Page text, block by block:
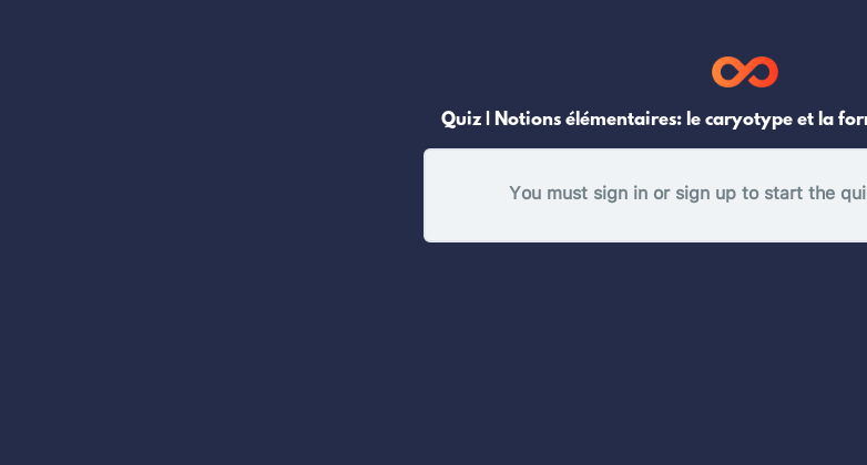
Quiz | Notions élémentaires: le caryotype et la
You must sign in or sign up to start the